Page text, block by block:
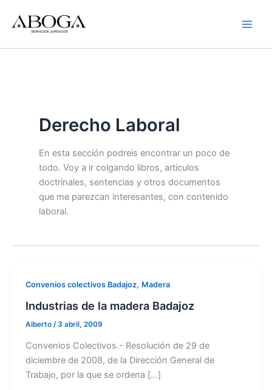
contenido
Derecho Laboral
En esta sección podreis encontrar un poco de
todo. Voy a ir colgando libros, articulos
doctrinales, sentencias y otros documentos
que me parezcan interesantes, con contenido
laboral.
Convenios colectivos Badajoz, Madera
Industrias de la madera Badajoz
Alberto /3 abril, 2009
Convenios Colectivos.- Resolución de 29 de
diciembre de 2008, de la Dirección General de
Trabajo, por la que se ordena […]